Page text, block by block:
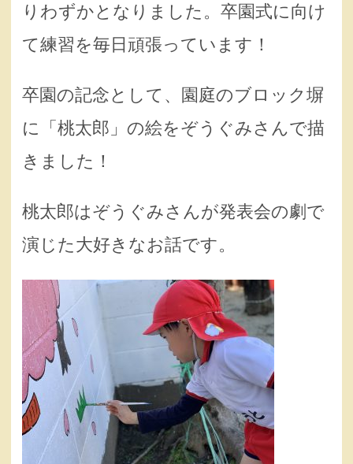
りわずかとなりました。卒園式に向け
て練習を毎日頑張っています！
卒園の記念として、園庭のブロック塀
に「桃太郎」の絵をぞうぐみさんで描
きました！
桃太郎はぞうぐみさんが発表会の劇で
演じた大好きなお話です。